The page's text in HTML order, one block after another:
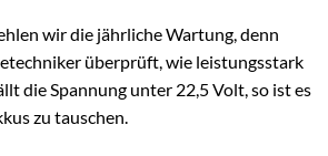
wir die jährliche Wartung, denn
überprüft, wie leistungsstark
die Spannung unter 22,5 Volt, so ist es
zu tauschen.